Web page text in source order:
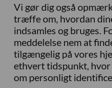
Vi gør dig også
træffe om, hvordan
indsamles og bruges.
meddelelse nem at
tilgængelig på vores
ethvert tidspunkt,
om personligt